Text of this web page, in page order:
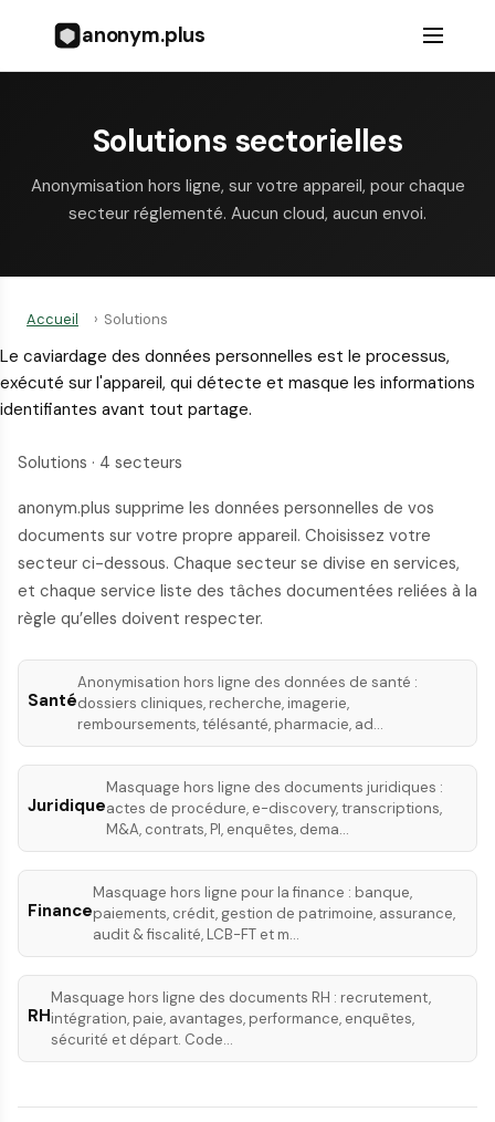
anonym.plus
Solutions sectorielles
Anonymisation hors ligne, sur votre appareil, pour chaque
secteur réglementé. Aucun cloud, aucun envoi.
Accueil › Solutions
Le caviardage des données personnelles est le processus,
exécuté sur l'appareil, qui détecte et masque les informations
identifiantes avant tout partage.
Solutions · 4 secteurs
anonym.plus supprime les données personnelles de vos
documents sur votre propre appareil. Choisissez votre
secteur ci-dessous. Chaque secteur se divise en services,
et chaque service liste des tâches documentées reliées à la
règle qu’elles doivent respecter.
Santé
Anonymisation hors ligne des données de santé :
dossiers cliniques, recherche, imagerie,
remboursements, télésanté, pharmacie, ad…
Juridique
Masquage hors ligne des documents juridiques :
actes de procédure, e-discovery, transcriptions,
M&A, contrats, PI, enquêtes, dema…
Finance
Masquage hors ligne pour la finance : banque,
paiements, crédit, gestion de patrimoine, assurance,
audit & fiscalité, LCB-FT et m…
RH
Masquage hors ligne des documents RH : recrutement,
intégration, paie, avantages, performance, enquêtes,
sécurité et départ. Code…